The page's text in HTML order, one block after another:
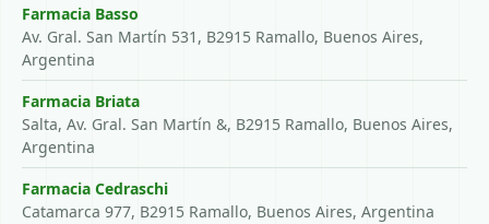
Farmacia Basso
Av. Gral. San Martín 531, B2915 Ramallo, Buenos Aires,
Argentina
Farmacia Briata
Salta, Av. Gral. San Martín &, B2915 Ramallo, Buenos Aires,
Argentina
Farmacia Cedraschi
Catamarca 977, B2915 Ramallo, Buenos Aires, Argentina